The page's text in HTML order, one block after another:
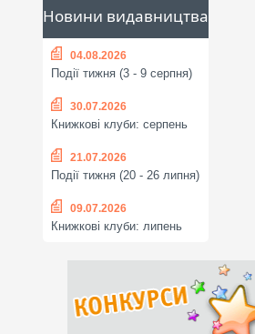
Новини видавництва
04.08.2026
Події тижня (3 - 9 серпня)
30.07.2026
Книжкові клуби: серпень
21.07.2026
Події тижня (20 - 26 липня)
09.07.2026
Книжкові клуби: липень